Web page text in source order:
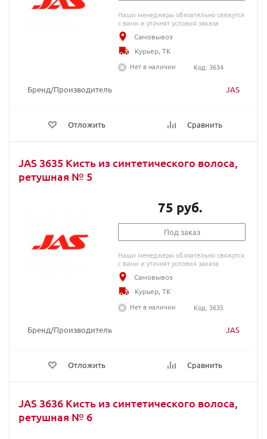
Бренд/Производитель JAS
Отложить Сравнить
Наши менеджеры обязательно свяжутся
с вами и уточнят условия заказа
Самовывоз
Курьер, ТК
Нет в наличии
Код: 3634
JAS 3635 Кисть из синтетического волоса,
ретушная № 5
Бренд/Производитель JAS
Отложить Сравнить
75 руб.
Под заказ
Наши менеджеры обязательно свяжутся
с вами и уточнят условия заказа
Самовывоз
Курьер, ТК
Нет в наличии
Код: 3635
JAS 3636 Кисть из синтетического волоса,
ретушная № 6